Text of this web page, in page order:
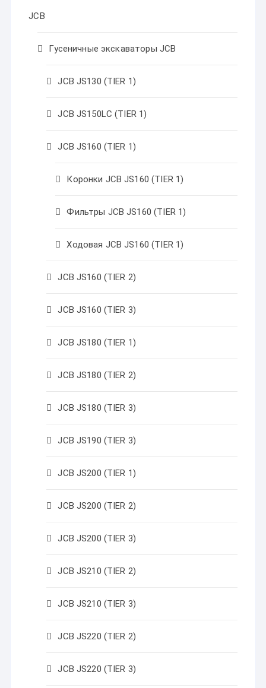
JCB
Гусеничные экскаваторы JCB
JCB JS130 (TIER 1)
JCB JS150LC (TIER 1)
JCB JS160 (TIER 1)
Коронки JCB JS160 (TIER 1)
Фильтры JCB JS160 (TIER 1)
Ходовая JCB JS160 (TIER 1)
JCB JS160 (TIER 2)
JCB JS160 (TIER 3)
JCB JS180 (TIER 1)
JCB JS180 (TIER 2)
JCB JS180 (TIER 3)
JCB JS190 (TIER 3)
JCB JS200 (TIER 1)
JCB JS200 (TIER 2)
JCB JS200 (TIER 3)
JCB JS210 (TIER 2)
JCB JS210 (TIER 3)
JCB JS220 (TIER 2)
JCB JS220 (TIER 3)